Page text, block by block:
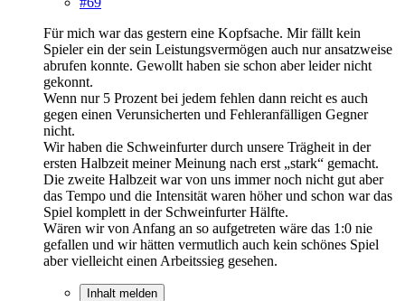
Für mich war das gestern eine Kopfsache. Mir fällt kein
Spieler ein der sein Leistungsvermögen auch nur ansatzweise
abrufen konnte. Gewollt haben sie schon aber leider nicht
gekonnt.
Wenn nur 5 Prozent bei jedem fehlen dann reicht es auch
gegen einen Verunsicherten und Fehleranfälligen Gegner
nicht.
Wir haben die Schweinfurter durch unsere Trägheit in der
ersten Halbzeit meiner Meinung nach erst „stark“ gemacht.
Die zweite Halbzeit war von uns immer noch nicht gut aber
das Tempo und die Intensität waren höher und schon war das
Spiel komplett in der Schweinfurter Hälfte.
Wären wir von Anfang an so aufgetreten wäre das 1:0 nie
gefallen und wir hätten vermutlich auch kein schönes Spiel
aber vielleicht einen Arbeitssieg gesehen.
Inhalt melden